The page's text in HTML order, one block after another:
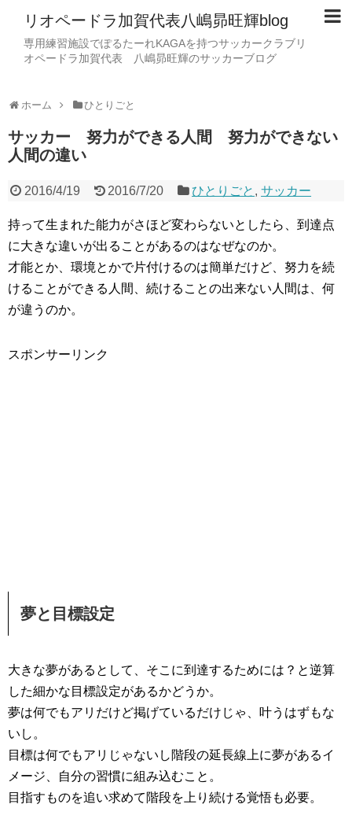
リオペードラ加賀代表八嶋昴旺輝blog
専用練習施設でぽるたーれKAGAを持つサッカークラブリ
オペードラ加賀代表 八嶋昴旺輝のサッカーブログ
ホーム ひとりごと
サッカー 努力ができる人間 努力ができない
人間の違い
2016/4/19 2016/7/20 ひとりごと ,サッカー
持って生まれた能力がさほど変わらないとしたら、到達点
に大きな違いが出ることがあるのはなぜなのか。
才能とか、環境とかで片付けるのは簡単だけど、努力を続
けることができる人間、続けることの出来ない人間は、何
が違うのか。
スポンサーリンク
夢と目標設定
大きな夢があるとして、そこに到達するためには？と逆算
した細かな目標設定があるかどうか。
夢は何でもアリだけど掲げているだけじゃ、叶うはずもな
いし。
目標は何でもアリじゃないし階段の延長線上に夢があるイ
メージ、自分の習慣に組み込むこと。
目指すものを追い求めて階段を上り続ける覚悟も必要。